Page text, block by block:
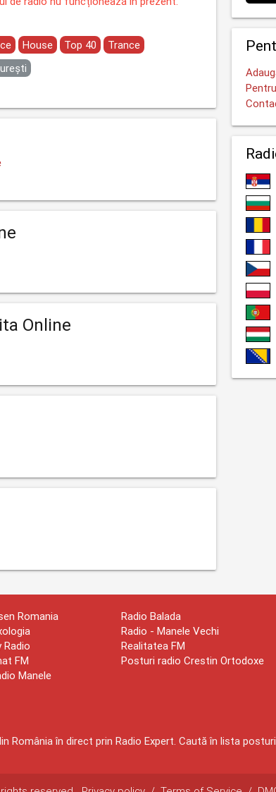
House Top 40
Trance
Online
Romania
FM
Manele
Radio Balada
Radio - Manele Vechi
Realitatea FM
Posturi radio Crestin Ortodoxe
România în direct prin Radio Expert. Caută în lista